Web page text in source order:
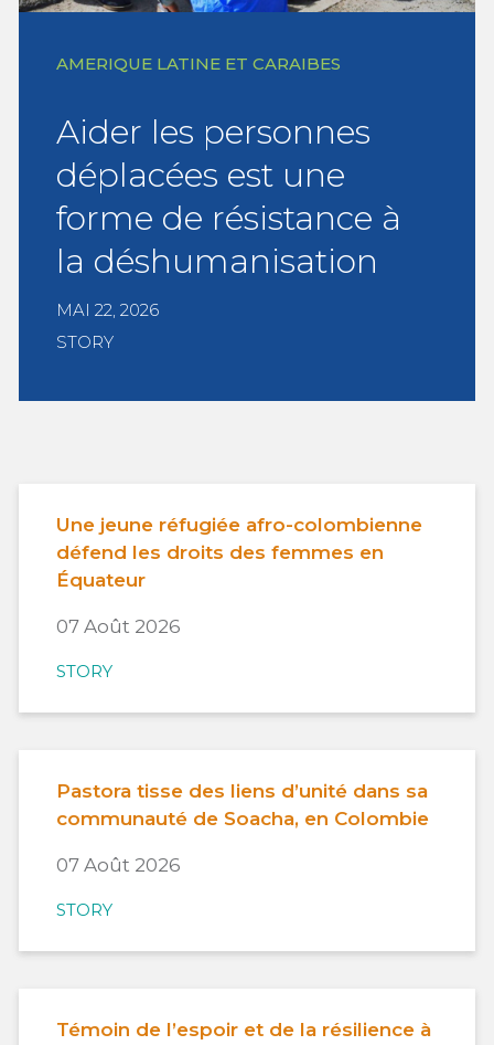
AMERIQUE LATINE ET CARAIBES
Aider les personnes
déplacées est une
forme de résistance à
la déshumanisation
MAI 22, 2026
STORY
Une jeune réfugiée afro-colombienne
défend les droits des femmes en
Équateur
07 Août 2026
STORY
Pastora tisse des liens d’unité dans sa
communauté de Soacha, en Colombie
07 Août 2026
STORY
Témoin de l’espoir et de la résilience à